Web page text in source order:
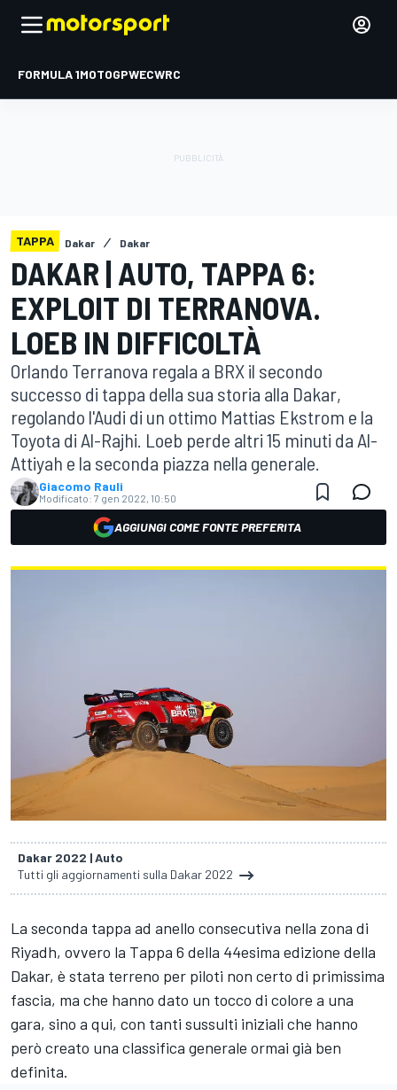
FORMULA 1MOTOGPWECWRC
TAPPA Dakar Dakar
DAKAR | AUTO, TAPPA 6:
EXPLOIT DI TERRANOVA.
LOEB IN DIFFICOLTÀ
Orlando Terranova regala a BRX il secondo
successo di tappa della sua storia alla Dakar,
regolando l'Audi di un ottimo Mattias Ekstrom e la
Toyota di Al-Rajhi. Loeb perde altri 15 minuti da Al-
Attiyah e la seconda piazza nella generale.
Giacomo Rauli
Modificato: 7 gen 2022, 10:50
AGGIUNGI COME FONTE PREFERITA
Dakar 2022 | Auto
Tutti gli aggiornamenti sulla Dakar 2022
La seconda tappa ad anello consecutiva nella zona di
Riyadh, ovvero la Tappa 6 della 44esima edizione della
Dakar, è stata terreno per piloti non certo di primissima
fascia, ma che hanno dato un tocco di colore a una
gara, sino a qui, con tanti sussulti iniziali che hanno
però creato una classifica generale ormai già ben
definita.